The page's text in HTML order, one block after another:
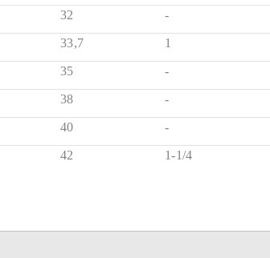
32 -
33,7 1
35 -
38 -
40 -
42 1-1/4